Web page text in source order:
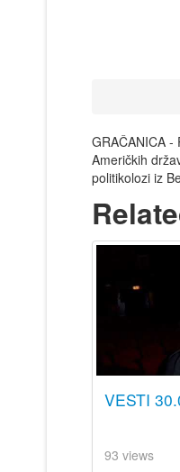
GRAČANICA
Američkih
politikolozi iz
VESTI
93 views